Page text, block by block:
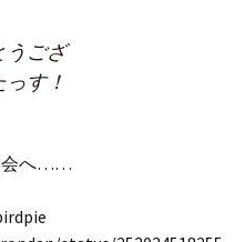
うござ
す！
会へ……